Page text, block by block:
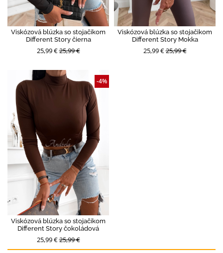
Viskózová blúzka so stojačikom
Different Story čierna
25,99 €25,99 €
Viskózová blúzka so stojačikom
Different Story Mokka
25,99 €25,99 €
Viskózová blúzka so stojačikom
Different Story čokoládová
25,99 €25,99 €
-4%